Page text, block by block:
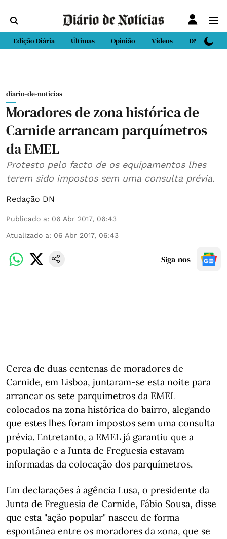
Edição Diária Últimas Opinião Vídeos DN Sport
diario-de-noticias
Moradores de zona histórica de
Carnide arrancam parquímetros
da EMEL
Protesto pelo facto de os equipamentos lhes
terem sido impostos sem uma consulta prévia.
Redação DN
Publicado a: 06 Abr 2017, 06:43
Atualizado a: 06 Abr 2017, 06:43
Siga-nos
Cerca de duas centenas de moradores de
Carnide, em Lisboa, juntaram-se esta noite para
arrancar os sete parquímetros da EMEL
colocados na zona histórica do bairro, alegando
que estes lhes foram impostos sem uma consulta
prévia. Entretanto, a EMEL já garantiu que a
população e a Junta de Freguesia estavam
informadas da colocação dos parquímetros.
Em declarações à agência Lusa, o presidente da
Junta de Freguesia de Carnide, Fábio Sousa, disse
que esta "ação popular" nasceu de forma
espontânea entre os moradores da zona, que se